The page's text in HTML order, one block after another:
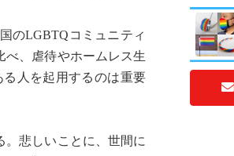
のLGBTQコミュニティ
べ、虐待やホームレス生
人を起用するのは重要
悲しいことに、世間に